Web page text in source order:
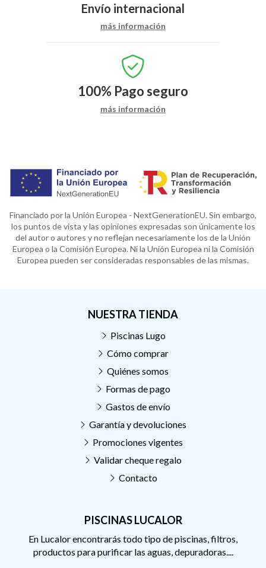
Envío internacional
más información
100% Pago seguro
más información
Financiado por la Unión Europea - NextGenerationEU. Sin embargo,
los puntos de vista y las opiniones expresadas son únicamente los
del autor o autores y no reflejan necesariamente los de la Unión
Europea o la Comisión Europea. Ni la Unión Europea ni la Comisión
Europea pueden ser consideradas responsables de las mismas.
PISCINAS LUCALOR
En Lucalor encontrarás todo tipo de piscinas, filtros,
productos para purificar las aguas, depuradoras....
NUESTRA TIENDA
Piscinas Lugo
Cómo comprar
Quiénes somos
Formas de pago
Gastos de envío
Garantía y devoluciones
Promociones vigentes
Validar cheque regalo
Contacto